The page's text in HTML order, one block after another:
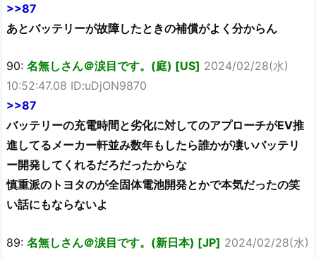
>>87
あとバッテリーが故障したときの補償がよく分からん
90: 名無しさん＠涙目です。(庭) [US] 2024/02/28(水)
10:52:47.08 ID:uDjON9870
>>87
バッテリーの充電時間と劣化に対してのアプローチがEV推
進してるメーカー軒並み数年もしたら誰かが凄いバッテリ
ー開発してくれるだろだったからな
慎重派のトヨタのが全固体電池開発とかで本気だったの笑
い話にもならないよ
89: 名無しさん＠涙目です。(新日本) [JP] 2024/02/28(水)